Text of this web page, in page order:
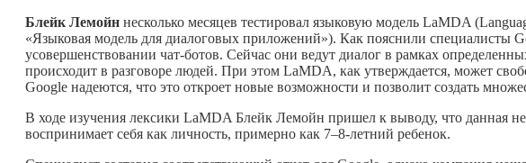
Блейк Лемойн несколько месяцев тестировал языковую модель LaMDA
«Языковая модель для диалоговых приложений»). Как пояснили специалисты
усовершенствовании чат-ботов. Сейчас они ведут диалог в рамках
происходит в разговоре людей. При этом LaMDA, как утверждается, может
Google надеются, что это откроет новые возможности и позволит создать
В ходе изучения лексики LaMDA Блейк Лемойн пришел к выводу, что данная
воспринимает себя как личность, примерно как 7–8-летний ребенок.